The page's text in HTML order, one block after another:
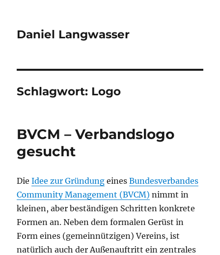
Daniel Langwasser
Schlagwort: Logo
BVCM – Verbandslogo
gesucht
DieIdee zur Gründung einesBundesverbandes
Community Management (BVCM) nimmt in
kleinen, aber beständigen Schritten konkrete
Formen an. Neben dem formalen Gerüst in
Form eines (gemeinnützigen) Vereins, ist
natürlich auch der Außenauftritt ein zentrales